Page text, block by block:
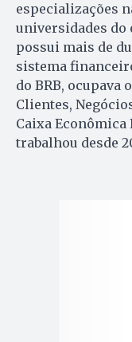
especializações
universidades do
possui mais de
sistema
do BRB, ocupava
Clientes,
Caixa
trabalhou desde